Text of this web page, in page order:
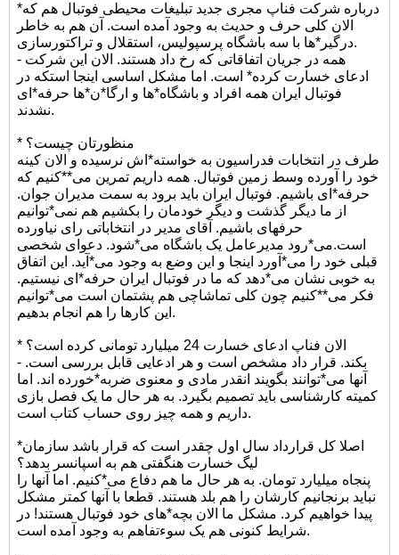
*درباره شرکت فناپ مجری جدید تبلیغات محیطی فوتبال هم که
الان کلی حرف و حدیث به وجود آمده است. آن هم به خاطر
درگیر*ها با سه باشگاه پرسپولیس، استقلال و تراکتورسازی.
- همه در جریان اتفاقاتی که رخ داد هستند. الان این شرکت
ادعای خسارت کرده* است. اما مشکل اساسی اینجا استکه در
فوتبال ایران همه افراد و باشگاه*ها و ارگا*ن*ها حرفه*ای
نشدند.
* منظورتان چیست؟
طرف در انتخابات فدراسیون به خواسته*اش نرسیده و الان کینه
خود را آورده وسط زمین فوتبال. همه داریم تمرین می**کنیم که
حرفه*ای باشیم. فوتبال ایران باید برود به سمت مدیران جوان.
از ما دیگر گذشت و دیگر خودمان را بکشیم هم نمی*توانیم
حرفهای باشیم. آقای مدیر در انتخاباتی رای نیاورده
است.می*رود مدیرعامل یک باشگاه می*شود. دعوای شخصی
قبلی خود را می*آورد اینجا و این وضع به وجود می*آید. این اتفاق
به خوبی نشان می*دهد که ما در فوتبال ایران حرفه*ای نیستیم.
فکر می**کنیم چون کلی تماشاچی هم پشتمان است می*توانیم
این کارها را هم انجام بدهیم.
* الان فناپ ادعای خسارت 24 میلیارد تومانی کرده است؟
- بکند. قرار داد مشخص است و هر ادعایی قابل بررسی است.
آنها می*توانند بگویند انقدر مادی و معنوی ضربه*خورده اند. اما
کمیته کارشناسی باید تصمیم بگیرد. به هر حال ما یک فصل بازی
داریم و همه چیز روی حساب کتاب است.
*اصلا کل قرارداد سال اول چقدر است که قرار باشد سازمان
لیگ خسارت هنگفتی هم به اسپانسر بدهد؟
پنجاه میلیارد تومان. به هر حال ما هم دفاع می*کنیم. اما آنها را
نباید برنجانیم کارشان را هم بلد هستند. قطعا با آنها کمتر مشکل
پیدا خواهیم کرد. مشکل ما الان بچه*های خود فوتبال هستند! در
شرایط کنونی هم یک سوءتفاهم به وجود آمده است.